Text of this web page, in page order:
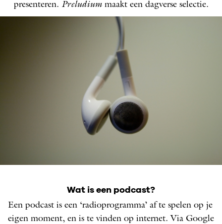
presenteren. Preludiummaakt een dagverse selectie.
FOTO: TAL ATLASWat is een podcast?
Een podcast is een ‘radioprogramma’ af te spelen op je
eigen moment, en is te vinden op internet. Via Google